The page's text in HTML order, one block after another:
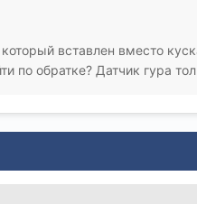
вставлен вместо
по обратке? Датчик гура